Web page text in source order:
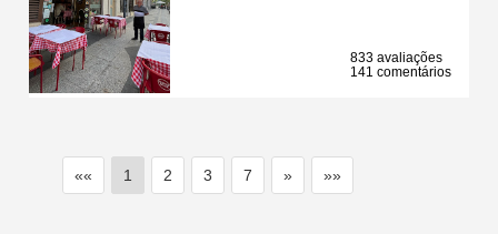
833 avaliações
141 comentários
«« 1 2 3 7 » »»